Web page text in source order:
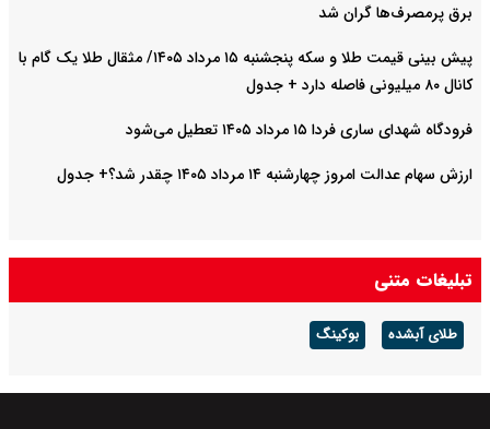
برق پرمصرف‌ها گران شد
پیش‌ بینی قیمت طلا و سکه پنجشنبه ۱۵ مرداد ۱۴۰۵/ مثقال طلا یک گام با
کانال ۸۰ میلیونی فاصله دارد + جدول
فرودگاه شهدای ساری فردا ۱۵ مرداد ۱۴۰۵ تعطیل می‌شود
ارزش سهام عدالت امروز چهارشنبه ۱۴ مرداد ۱۴۰۵ چقدر شد؟+ جدول
تبلیغات متنی
طلای آبشده بوکینگ